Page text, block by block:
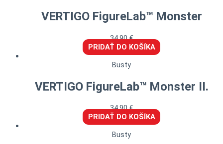
VERTIGO FigureLab™ Monster
34,90€
PRIDAŤ DO KOŠÍKA
Busty
VERTIGO FigureLab™ Monster II.
34,90€
PRIDAŤ DO KOŠÍKA
Busty